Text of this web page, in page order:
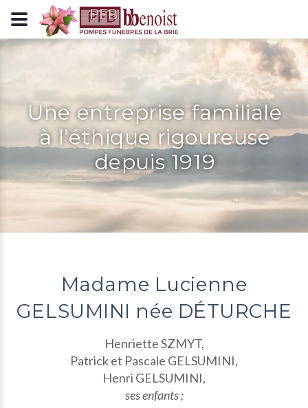
Panneau de gestion des cookies
Une entreprise familiale
à l’éthique rigoureuse
depuis 1919
Madame Lucienne
GELSUMINI née DÉTURCHE
Henriette SZMYT,
Patrick et Pascale GELSUMINI,
Henri GELSUMINI,
ses enfants ;